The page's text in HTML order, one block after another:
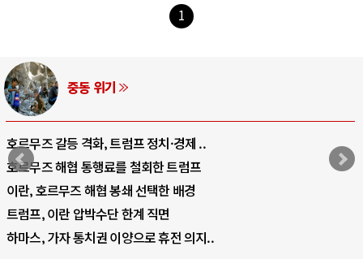
1
중동 위기
등 격화, 트럼프 정치·경제 ..
협 통행료를 철회한 트럼프
즈 해협 봉쇄 선택한 배경
압박수단 한계 직면
통치권 이양으로 휴전 의지..
중국
AI 국부